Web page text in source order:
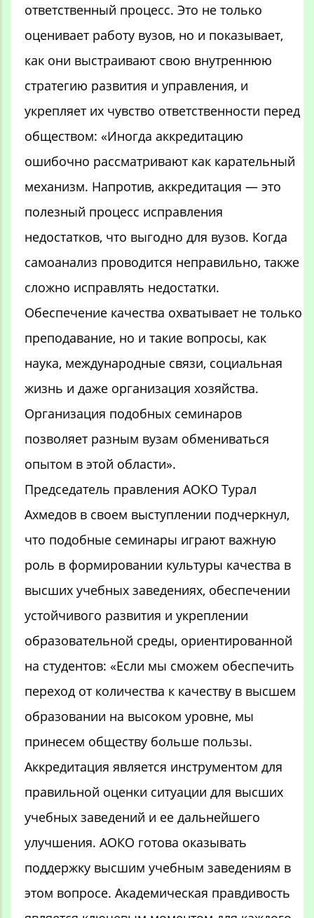
ответственный процесс. Это не только
оценивает работу вузов, но и показывает,
как они выстраивают свою внутреннюю
стратегию развития и управления, и
укрепляет их чувство ответственности перед
обществом: «Иногда аккредитацию
ошибочно рассматривают как карательный
механизм. Напротив, аккредитация — это
полезный процесс исправления
недостатков, что выгодно для вузов. Когда
самоанализ проводится неправильно, также
сложно исправлять недостатки.
Обеспечение качества охватывает не только
преподавание, но и такие вопросы, как
наука, международные связи, социальная
жизнь и даже организация хозяйства.
Организация подобных семинаров
позволяет разным вузам обмениваться
опытом в этой области».
Председатель правления АОКО Турал
Ахмедов в своем выступлении подчеркнул,
что подобные семинары играют важную
роль в формировании культуры качества в
высших учебных заведениях, обеспечении
устойчивого развития и укреплении
образовательной среды, ориентированной
на студентов: «Если мы сможем обеспечить
переход от количества к качеству в высшем
образовании на высоком уровне, мы
принесем обществу больше пользы.
Аккредитация является инструментом для
правильной оценки ситуации для высших
учебных заведений и ее дальнейшего
улучшения. АОКО готова оказывать
поддержку высшим учебным заведениям в
этом вопросе. Академическая правдивость